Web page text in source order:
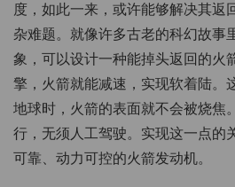
度，如此一来，或许能够解决其返
杂难题。就像许多古老的科幻故事
象，可以设计一种能掉头返回的火
擎，火箭就能减速，实现软着陆。
地球时，火箭的表面就不会被烧焦
行，无须人工驾驶。实现这一点的
可靠、动力可控的火箭发动机。